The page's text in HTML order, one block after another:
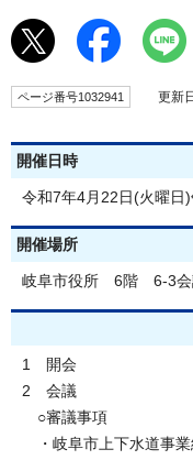
ページ番号1032941 更新
開催日時
令和7年4月22日(火曜日
開催場所
岐阜市役所 6階 6-3会
1 開会
2 会議
○審議事項
・岐阜市上下水道事業